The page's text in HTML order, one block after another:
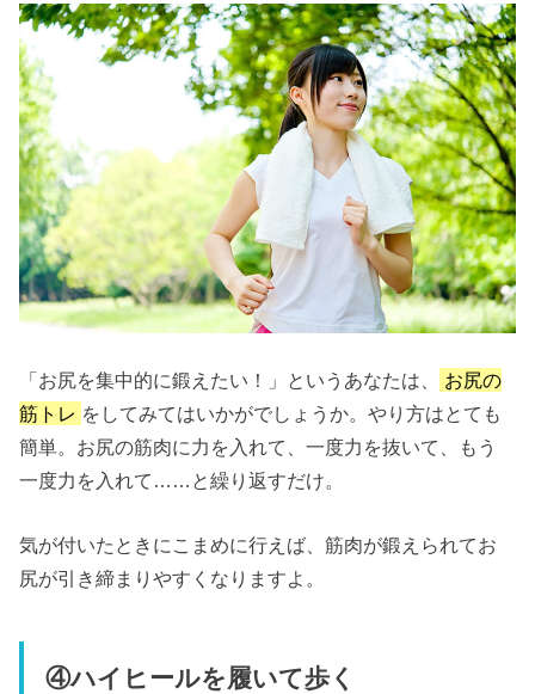
「お尻を集中的に鍛えたい！」というあなたは、
お尻の
筋トレ をしてみてはいかがでしょうか。やり方はとても
簡単。お尻の筋肉に力を入れて、一度力を抜いて、もう
一度力を入れて……と繰り返すだけ。
気が付いたときにこまめに行えば、筋肉が鍛えられてお
尻が引き締まりやすくなりますよ。
④ハイヒールを履いて歩く